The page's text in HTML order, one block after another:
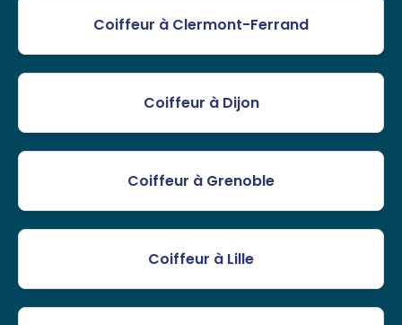
Coiffeur à Clermont-Ferrand
Coiffeur à Dijon
Coiffeur à Grenoble
Coiffeur à Lille